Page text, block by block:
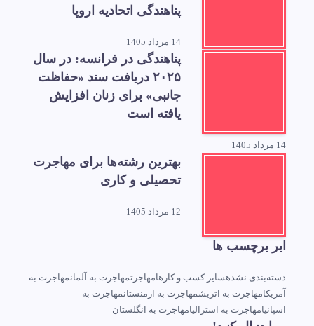
پناهندگی اتحادیه اروپا
14 مرداد 1405
پناهندگی در فرانسه: در سال
۲۰۲۵ دریافت سند «حفاظت
جانبی» برای زنان افزایش
یافته است
14 مرداد 1405
بهترین رشته‌ها برای مهاجرت
تحصیلی و کاری
12 مرداد 1405
ابر برچسب ها
دسته‌بندی نشدهسایر کسب و کارهامهاجرتمهاجرت به آلمانمهاجرت به
آمریکامهاجرت به اتریشمهاجرت به ارمنستانمهاجرت به
اسپانیامهاجرت به استرالیامهاجرت به انگلستان